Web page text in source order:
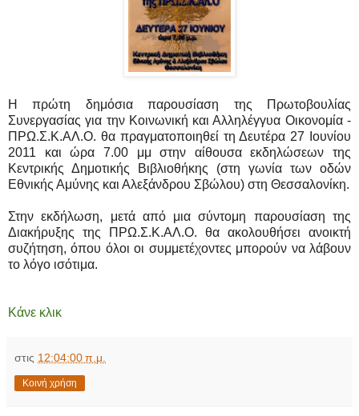
Η πρώτη δημόσια παρουσίαση της Πρωτοβουλίας
Συνεργασίας για την Κοινωνική και Αλληλέγγυα Οικονομία -
ΠΡΩ.Σ.Κ.ΑΛ.Ο. θα πραγματοποιηθεί τη Δευτέρα 27 Ιουνίου
2011 και ώρα 7.00 μμ στην αίθουσα εκδηλώσεων της
Κεντρικής Δημοτικής Βιβλιοθήκης (στη γωνία των οδών
Εθνικής Αμύνης και Αλεξάνδρου Σβώλου) στη Θεσσαλονίκη.
Στην εκδήλωση, μετά από μια σύντομη παρουσίαση της
Διακήρυξης της ΠΡΩ.Σ.Κ.ΑΛ.Ο. θα ακολουθήσει ανοικτή
συζήτηση, όπου όλοι οι συμμετέχοντες μπορούν να λάβουν
το λόγο ισότιμα.
Κάνε κλικ
στις 12:04:00 π.μ.
Κοινή χρήση